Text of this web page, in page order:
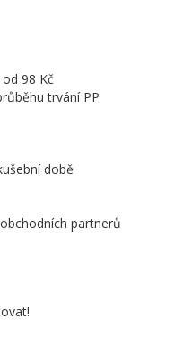
98 Kč
trvání PP
době
partnerů